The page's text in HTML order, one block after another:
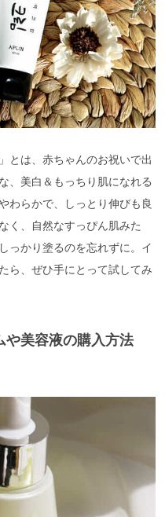
とは、赤ちゃんのお祝いで出
、美白＆もっちり肌になれる
わらかで、しっとり伸びも良
く、自然なすっぴん肌みた
っかり塗るのを忘れずに。イ
ら、ぜひ手にとって試してみ
や美容液の購入方法